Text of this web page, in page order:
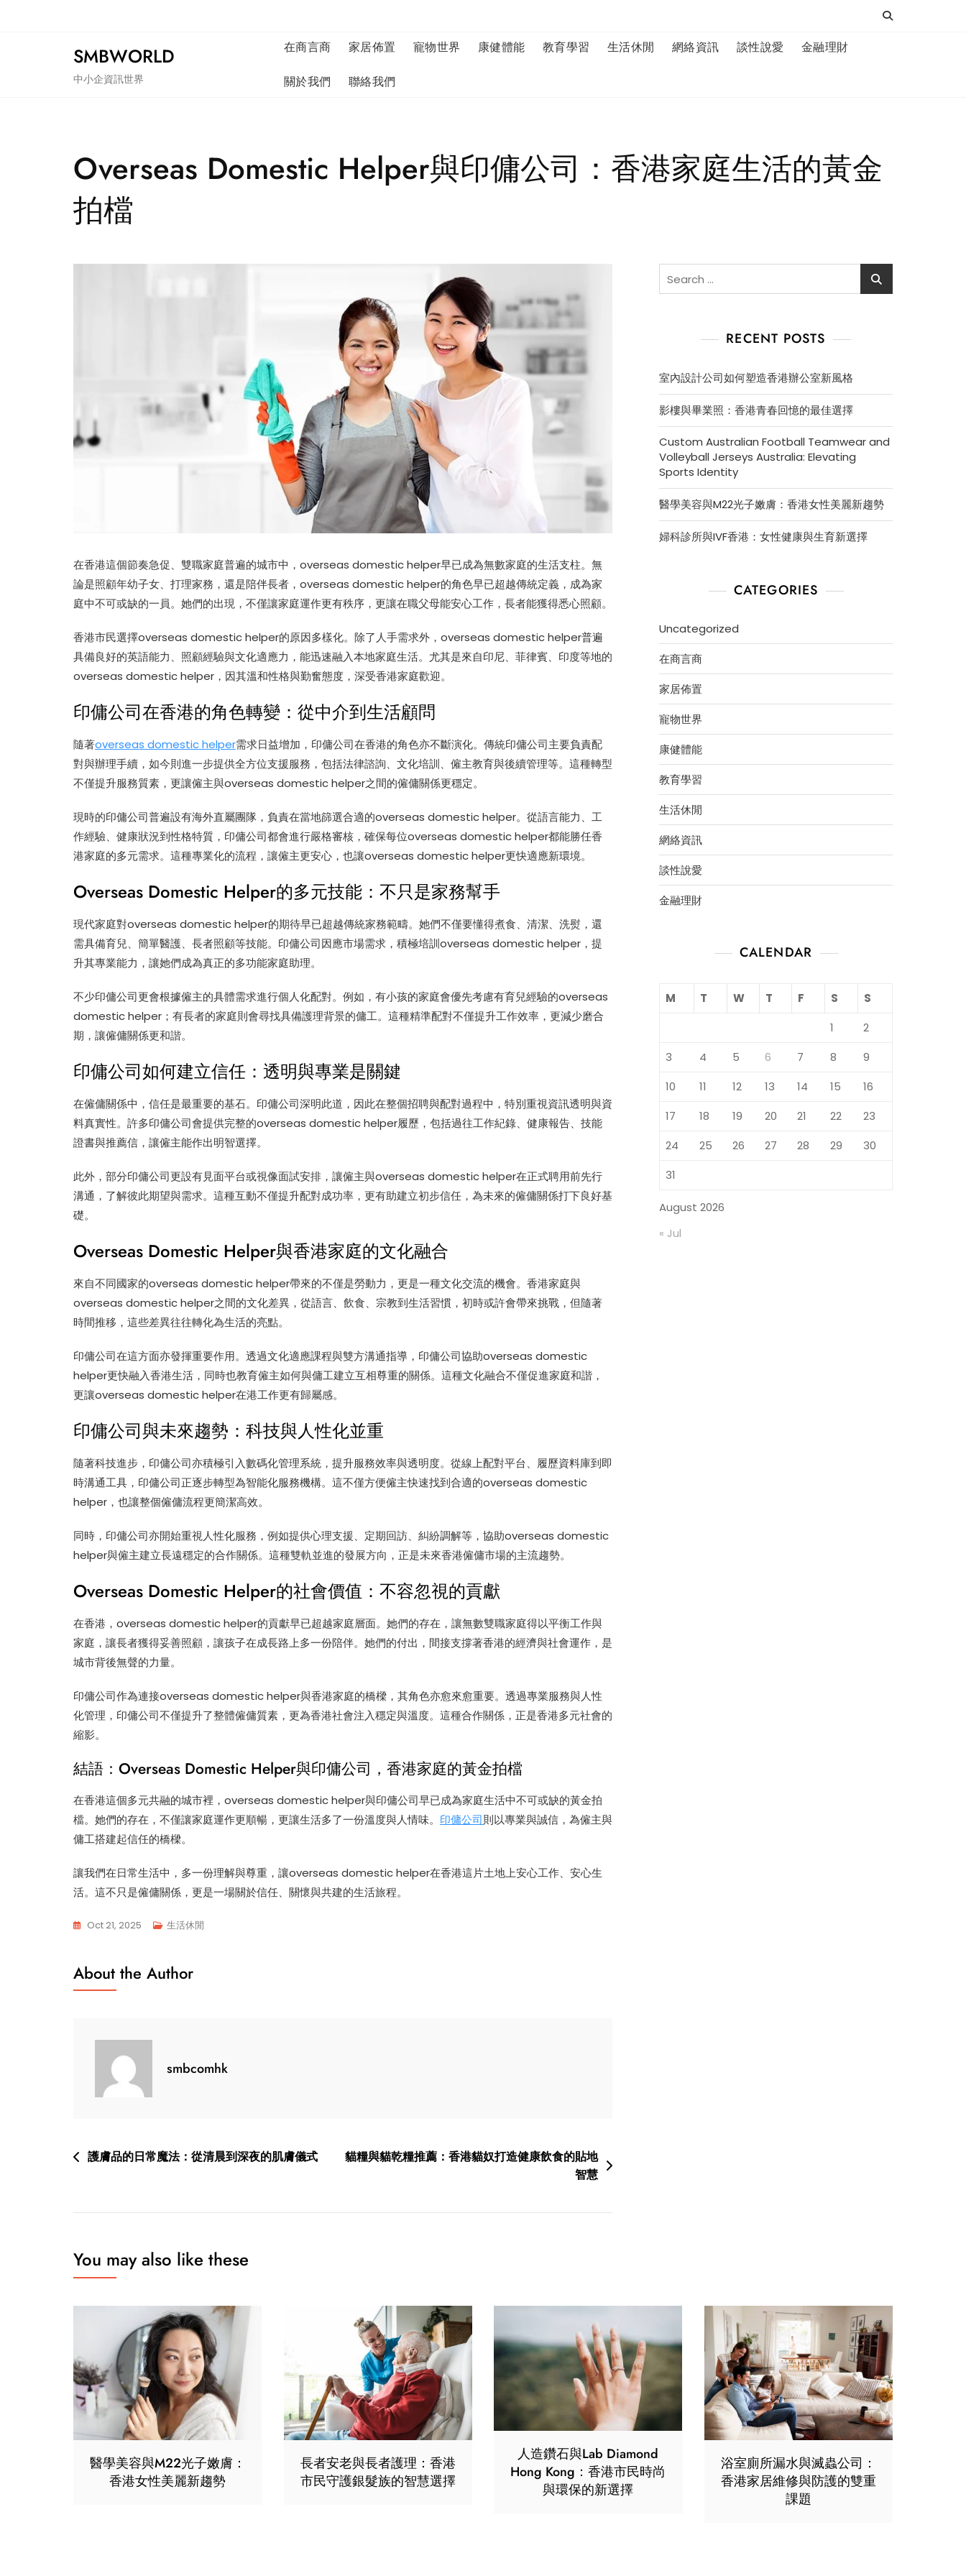
SMBWORLD
中小企資訊世界
在商言商 家居佈置 寵物世界 康健體能 教育學習 生活休閒 網絡資訊 談性說愛 金融理財
關於我們 聯絡我們
Overseas Domestic Helper與印傭公司：香港家庭生活的黃金
拍檔
在香港這個節奏急促、雙職家庭普遍的城市中，overseas domestic helper早已成為無數家庭的生活支柱。無
論是照顧年幼子女、打理家務，還是陪伴長者，overseas domestic helper的角色早已超越傳統定義，成為家
庭中不可或缺的一員。她們的出現，不僅讓家庭運作更有秩序，更讓在職父母能安心工作，長者能獲得悉心照顧。
香港市民選擇overseas domestic helper的原因多樣化。除了人手需求外，overseas domestic helper普遍
具備良好的英語能力、照顧經驗與文化適應力，能迅速融入本地家庭生活。尤其是來自印尼、菲律賓、印度等地的
overseas domestic helper，因其溫和性格與勤奮態度，深受香港家庭歡迎。
印傭公司在香港的角色轉變：從中介到生活顧問
隨著overseas domestic helper需求日益增加，印傭公司在香港的角色亦不斷演化。傳統印傭公司主要負責配
對與辦理手續，如今則進一步提供全方位支援服務，包括法律諮詢、文化培訓、僱主教育與後續管理等。這種轉型
不僅提升服務質素，更讓僱主與overseas domestic helper之間的僱傭關係更穩定。
現時的印傭公司普遍設有海外直屬團隊，負責在當地篩選合適的overseas domestic helper。從語言能力、工
作經驗、健康狀況到性格特質，印傭公司都會進行嚴格審核，確保每位overseas domestic helper都能勝任香
港家庭的多元需求。這種專業化的流程，讓僱主更安心，也讓overseas domestic helper更快適應新環境。
Overseas Domestic Helper的多元技能：不只是家務幫手
現代家庭對overseas domestic helper的期待早已超越傳統家務範疇。她們不僅要懂得煮食、清潔、洗熨，還
需具備育兒、簡單醫護、長者照顧等技能。印傭公司因應市場需求，積極培訓overseas domestic helper，提
升其專業能力，讓她們成為真正的多功能家庭助理。
不少印傭公司更會根據僱主的具體需求進行個人化配對。例如，有小孩的家庭會優先考慮有育兒經驗的overseas
domestic helper；有長者的家庭則會尋找具備護理背景的傭工。這種精準配對不僅提升工作效率，更減少磨合
期，讓僱傭關係更和諧。
印傭公司如何建立信任：透明與專業是關鍵
在僱傭關係中，信任是最重要的基石。印傭公司深明此道，因此在整個招聘與配對過程中，特別重視資訊透明與資
料真實性。許多印傭公司會提供完整的overseas domestic helper履歷，包括過往工作紀錄、健康報告、技能
證書與推薦信，讓僱主能作出明智選擇。
此外，部分印傭公司更設有見面平台或視像面試安排，讓僱主與overseas domestic helper在正式聘用前先行
溝通，了解彼此期望與需求。這種互動不僅提升配對成功率，更有助建立初步信任，為未來的僱傭關係打下良好基
礎。
Overseas Domestic Helper與香港家庭的文化融合
來自不同國家的overseas domestic helper帶來的不僅是勞動力，更是一種文化交流的機會。香港家庭與
overseas domestic helper之間的文化差異，從語言、飲食、宗教到生活習慣，初時或許會帶來挑戰，但隨著
時間推移，這些差異往往轉化為生活的亮點。
印傭公司在這方面亦發揮重要作用。透過文化適應課程與雙方溝通指導，印傭公司協助overseas domestic
helper更快融入香港生活，同時也教育僱主如何與傭工建立互相尊重的關係。這種文化融合不僅促進家庭和諧，
更讓overseas domestic helper在港工作更有歸屬感。
印傭公司與未來趨勢：科技與人性化並重
隨著科技進步，印傭公司亦積極引入數碼化管理系統，提升服務效率與透明度。從線上配對平台、履歷資料庫到即
時溝通工具，印傭公司正逐步轉型為智能化服務機構。這不僅方便僱主快速找到合適的overseas domestic
helper，也讓整個僱傭流程更簡潔高效。
同時，印傭公司亦開始重視人性化服務，例如提供心理支援、定期回訪、糾紛調解等，協助overseas domestic
helper與僱主建立長遠穩定的合作關係。這種雙軌並進的發展方向，正是未來香港僱傭市場的主流趨勢。
Overseas Domestic Helper的社會價值：不容忽視的貢獻
在香港，overseas domestic helper的貢獻早已超越家庭層面。她們的存在，讓無數雙職家庭得以平衡工作與
家庭，讓長者獲得妥善照顧，讓孩子在成長路上多一份陪伴。她們的付出，間接支撐著香港的經濟與社會運作，是
城市背後無聲的力量。
印傭公司作為連接overseas domestic helper與香港家庭的橋樑，其角色亦愈來愈重要。透過專業服務與人性
化管理，印傭公司不僅提升了整體僱傭質素，更為香港社會注入穩定與溫度。這種合作關係，正是香港多元社會的
縮影。
結語：Overseas Domestic Helper與印傭公司，香港家庭的黃金拍檔
在香港這個多元共融的城市裡，overseas domestic helper與印傭公司早已成為家庭生活中不可或缺的黃金拍
檔。她們的存在，不僅讓家庭運作更順暢，更讓生活多了一份溫度與人情味。 印傭公司則以專業與誠信，為僱主與
傭工搭建起信任的橋樑。
讓我們在日常生活中，多一份理解與尊重，讓overseas domestic helper在香港這片土地上安心工作、安心生
活。這不只是僱傭關係，更是一場關於信任、關懷與共建的生活旅程。
Oct 21, 2025 生活休閒
About the Author
smbcomhk
Post護膚品的日常魔法：從清晨到深夜的肌膚儀式
貓糧與貓乾糧推薦：香港貓奴打造健康飲食的貼地
智慧
RECENT POSTS
室內設計公司如何塑造香港辦公室新風格
影樓與畢業照：香港青春回憶的最佳選擇
Custom Australian Football Teamwear and
Volleyball Jerseys Australia: Elevating
Sports Identity
醫學美容與M22光子嫩膚：香港女性美麗新趨勢
婦科診所與IVF香港：女性健康與生育新選擇
CATEGORIES
Uncategorized
在商言商
家居佈置
寵物世界
康健體能
教育學習
生活休閒
網絡資訊
談性說愛
金融理財
CALENDAR
August 2026
M T W T F S
S
1
2
3
4 5 6 7 8
9
10
11 12 13 14 15
16
17
18 19 20 21 22
23
24
25 26 27 28 29
30
31
« Jul
You may also like these
醫學美容與M22光子嫩膚：
香港女性美麗新趨勢
長者安老與長者護理：香港
市民守護銀髮族的智慧選擇
人造鑽石與Lab Diamond
Hong Kong：香港市民時尚
與環保的新選擇
浴室廁所漏水與滅蟲公司：
香港家居維修與防護的雙重
課題